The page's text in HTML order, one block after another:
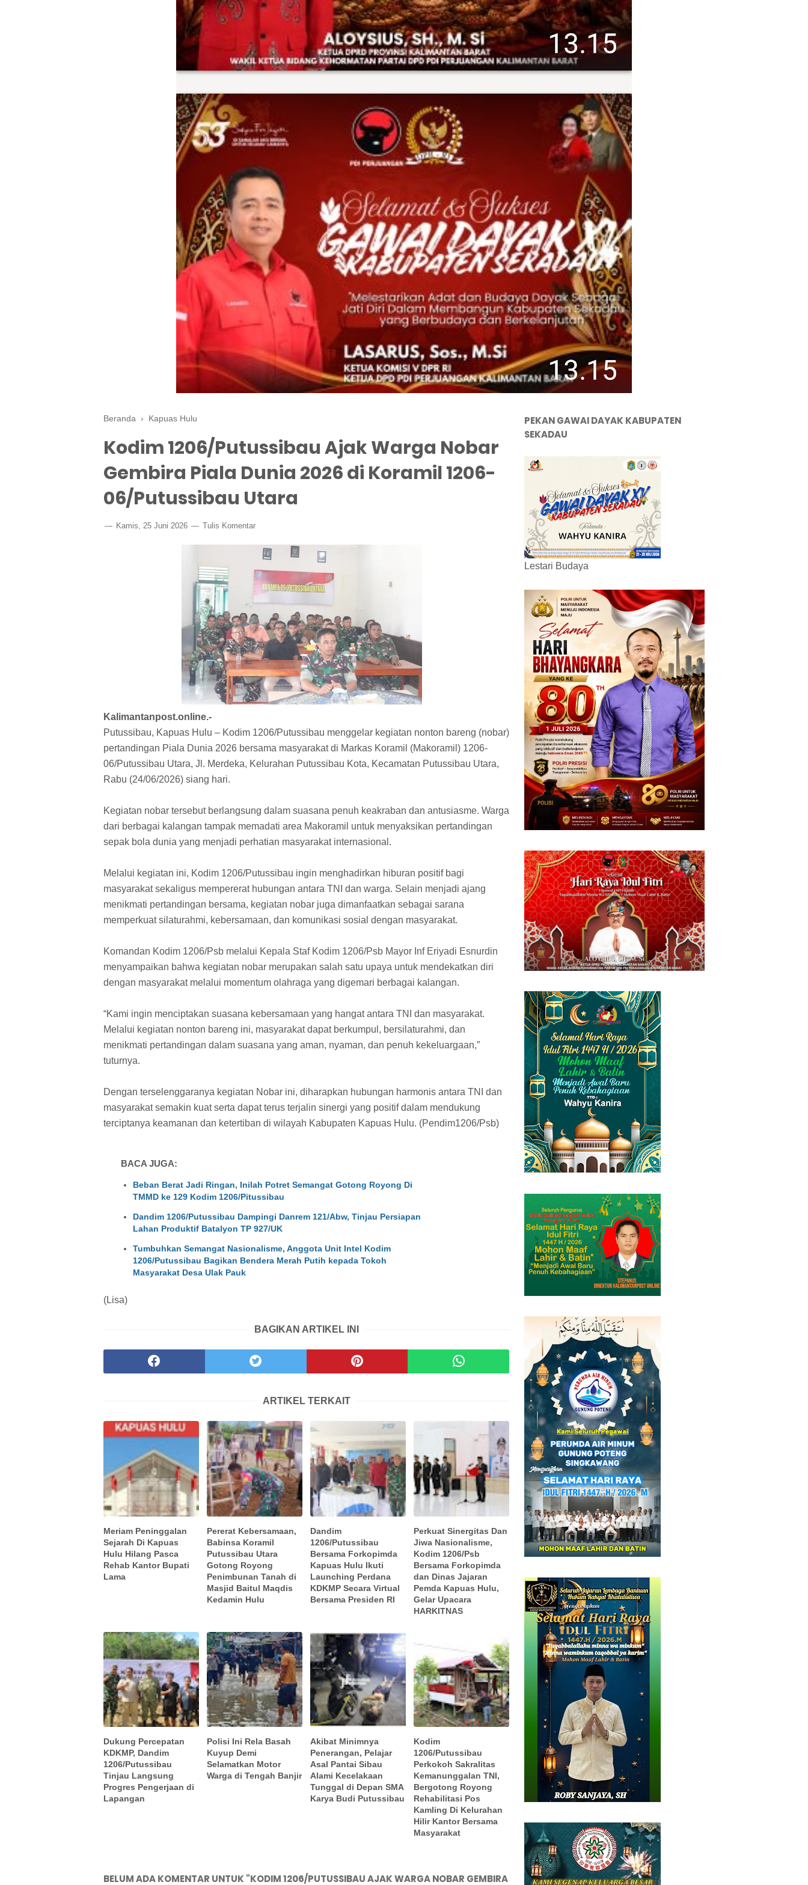
Beranda › Kapuas Hulu
Kodim 1206/Putussibau Ajak Warga Nobar
Gembira Piala Dunia 2026 di Koramil 1206-
06/Putussibau Utara
Kamis, 25 Juni 2026 Tulis Komentar
Kalimantanpost.online.-
Putussibau, Kapuas Hulu – Kodim 1206/Putussibau menggelar kegiatan nonton bareng (nobar)
pertandingan Piala Dunia 2026 bersama masyarakat di Markas Koramil (Makoramil) 1206-
06/Putussibau Utara, Jl. Merdeka, Kelurahan Putussibau Kota, Kecamatan Putussibau Utara,
Rabu (24/06/2026) siang hari.
Kegiatan nobar tersebut berlangsung dalam suasana penuh keakraban dan antusiasme. Warga
dari berbagai kalangan tampak memadati area Makoramil untuk menyaksikan pertandingan
sepak bola dunia yang menjadi perhatian masyarakat internasional.
Melalui kegiatan ini, Kodim 1206/Putussibau ingin menghadirkan hiburan positif bagi
masyarakat sekaligus mempererat hubungan antara TNI dan warga. Selain menjadi ajang
menikmati pertandingan bersama, kegiatan nobar juga dimanfaatkan sebagai sarana
memperkuat silaturahmi, kebersamaan, dan komunikasi sosial dengan masyarakat.
Komandan Kodim 1206/Psb melalui Kepala Staf Kodim 1206/Psb Mayor Inf Eriyadi Esnurdin
menyampaikan bahwa kegiatan nobar merupakan salah satu upaya untuk mendekatkan diri
dengan masyarakat melalui momentum olahraga yang digemari berbagai kalangan.
“Kami ingin menciptakan suasana kebersamaan yang hangat antara TNI dan masyarakat.
Melalui kegiatan nonton bareng ini, masyarakat dapat berkumpul, bersilaturahmi, dan
menikmati pertandingan dalam suasana yang aman, nyaman, dan penuh kekeluargaan,”
tuturnya.
Dengan terselenggaranya kegiatan Nobar ini, diharapkan hubungan harmonis antara TNI dan
masyarakat semakin kuat serta dapat terus terjalin sinergi yang positif dalam mendukung
terciptanya keamanan dan ketertiban di wilayah Kabupaten Kapuas Hulu. (Pendim1206/Psb)
BACA JUGA:
Beban Berat Jadi Ringan, Inilah Potret Semangat Gotong Royong Di
TMMD ke 129 Kodim 1206/Pitussibau
Dandim 1206/Putussibau Dampingi Danrem 121/Abw, Tinjau Persiapan
Lahan Produktif Batalyon TP 927/UK
Tumbuhkan Semangat Nasionalisme, Anggota Unit Intel Kodim
1206/Putussibau Bagikan Bendera Merah Putih kepada Tokoh
Masyarakat Desa Ulak Pauk
(Lisa)
BAGIKAN ARTIKEL INI
ARTIKEL TERKAIT
Meriam Peninggalan
Sejarah Di Kapuas
Hulu Hilang Pasca
Rehab Kantor Bupati
Lama
Pererat Kebersamaan,
Babinsa Koramil
Putussibau Utara
Gotong Royong
Penimbunan Tanah di
Masjid Baitul Maqdis
Kedamin Hulu
Dandim
1206/Putussibau
Bersama Forkopimda
Kapuas Hulu Ikuti
Launching Perdana
KDKMP Secara Virtual
Bersama Presiden RI
Perkuat Sinergitas Dan
Jiwa Nasionalisme,
Kodim 1206/Psb
Bersama Forkopimda
dan Dinas Jajaran
Pemda Kapuas Hulu,
Gelar Upacara
HARKITNAS
Dukung Percepatan
KDKMP, Dandim
1206/Putussibau
Tinjau Langsung
Progres Pengerjaan di
Lapangan
Polisi Ini Rela Basah
Kuyup Demi
Selamatkan Motor
Warga di Tengah Banjir
Akibat Minimnya
Penerangan, Pelajar
Asal Pantai Sibau
Alami Kecelakaan
Tunggal di Depan SMA
Karya Budi Putussibau
Kodim
1206/Putussibau
Perkokoh Sakralitas
Kemanunggalan TNI,
Bergotong Royong
Rehabilitasi Pos
Kamling Di Kelurahan
Hilir Kantor Bersama
Masyarakat
BELUM ADA KOMENTAR UNTUK "KODIM 1206/PUTUSSIBAU AJAK WARGA NOBAR GEMBIRA
PEKAN GAWAI DAYAK KABUPATEN
SEKADAU
Lestari Budaya